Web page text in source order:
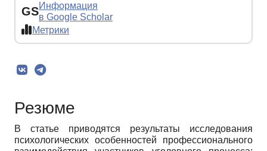
GSИнформация
в Google Scholar
Метрики
Резюме
В статье приводятся результаты исследования
психологических особенностей профессионального